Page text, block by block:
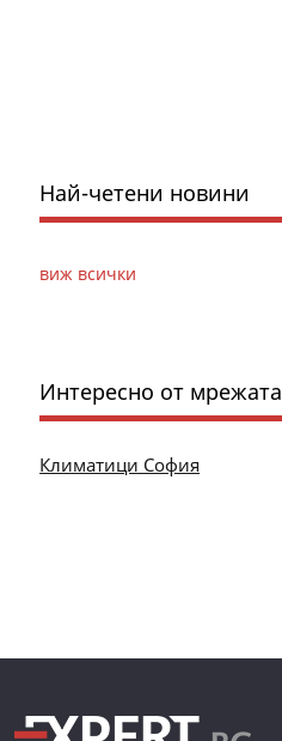
Най-четени новини
виж всички
Интересно от мрежата
Климатици София